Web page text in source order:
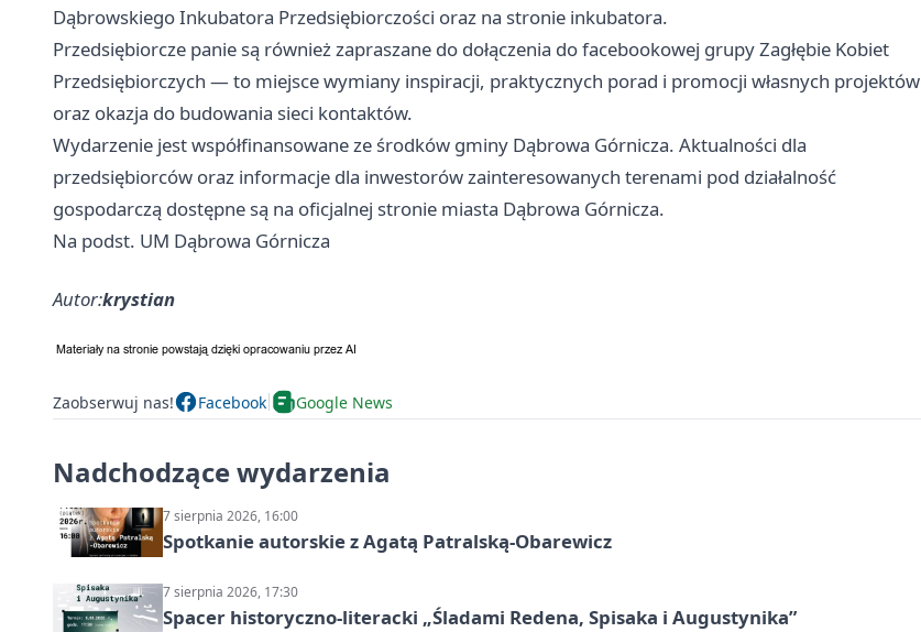
Dąbrowskiego Inkubatora Przedsiębiorczości oraz na stronie inkubatora.
Przedsiębiorcze panie są również zapraszane do dołączenia do facebookowej grupy Zagłębie Kobiet
Przedsiębiorczych — to miejsce wymiany inspiracji, praktycznych porad i promocji własnych projektów
oraz okazja do budowania sieci kontaktów.
Wydarzenie jest współfinansowane ze środków gminy Dąbrowa Górnicza. Aktualności dla
przedsiębiorców oraz informacje dla inwestorów zainteresowanych terenami pod działalność
gospodarczą dostępne są na oficjalnej stronie miasta Dąbrowa Górnicza.
Na podst. UM Dąbrowa Górnicza
Autor:krystian
Zaobserwuj nas! Facebook Google News
Nadchodzące wydarzenia
7 sierpnia 2026, 16:00
Spotkanie autorskie z Agatą Patralską-Obarewicz
7 sierpnia 2026, 17:30
Spacer historyczno-literacki „Śladami Redena, Spisaka i Augustynika”